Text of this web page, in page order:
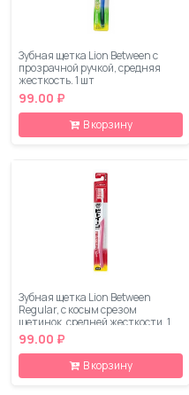
Зубная щетка Lion Between с
прозрачной ручкой, средняя
жесткость, 1 шт
99.00 ₽
В корзину
Зубная щетка Lion Between
Regular, с косым срезом
щетинок, средней жесткости, 1
шт
99.00 ₽
В корзину